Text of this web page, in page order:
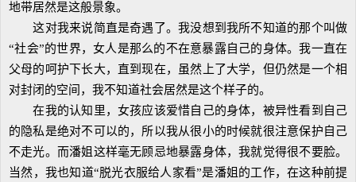
地带居然是这般景象。
这对我来说简直是奇遇了。我没想到我所不知道的那个叫做
“社会”的世界，女人是那么的不在意暴露自己的身体。我一直在
父母的呵护下长大，直到现在，虽然上了大学，但仍然是一个相
对封闭的空间，我不知道社会居然是这个样子的。
在我的认知里，女孩应该爱惜自己的身体，被异性看到自己
的隐私是绝对不可以的，所以我从很小的时候就很注意保护自己
不走光。而潘姐这样毫无顾忌地暴露身体，我就觉得很不要脸。
当然，我也知道“脱光衣服给人家看”是潘姐的工作，在这种前提